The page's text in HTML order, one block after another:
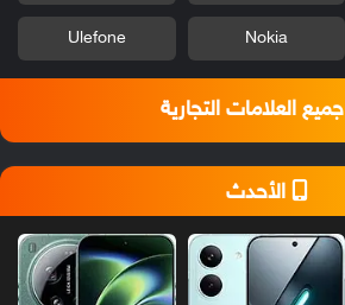
Nokia
Ulefone
جميع العلامات التجارية
الأحدث